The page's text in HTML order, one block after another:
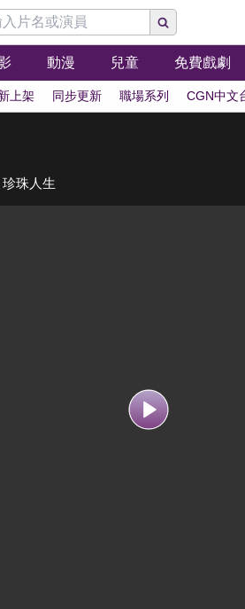
動漫 兒童 免費戲劇
上架 同步更新 職場系列 CGN中文
珠人生